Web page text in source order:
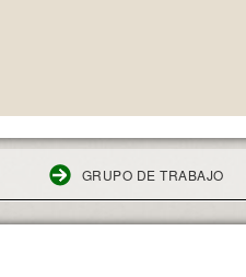
GRUPO DE TRABAJO